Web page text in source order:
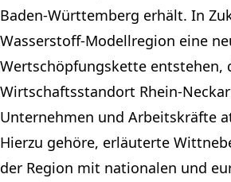
Baden-Württemberg erhält. In
Wasserstoff-Modellregion eine
Wertschöpfungskette entstehen,
Wirtschaftsstandort Rhein-
Unternehmen und Arbeitskräfte
Hierzu gehöre, erläuterte
der Region mit nationalen und